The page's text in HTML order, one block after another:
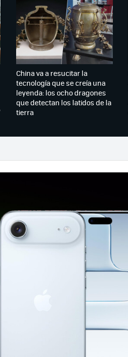
China va a resucitar la
tecnología que se creía una
leyenda: los ocho dragones
que detectan los latidos de la
tierra